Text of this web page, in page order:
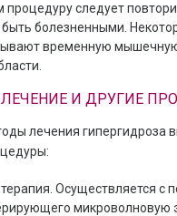
процедуру следует
болезненными.
временную
И ДРУГИЕ
лечения гипергидроза
Осуществляется с
микроволновую